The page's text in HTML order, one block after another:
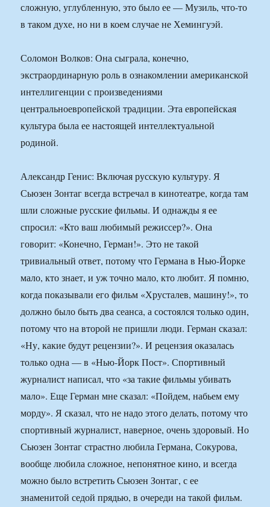
сложную, углубленную, это было ее — Музиль, что-то
в таком духе, но ни в коем случае не Хемингуэй.
Соломон Волков: Она сыграла, конечно,
экстраординарную роль в ознакомлении американской
интеллигенции с произведениями
центральноевропейской традиции. Эта европейская
культура была ее настоящей интеллектуальной
родиной.
Александр Генис: Включая русскую культуру. Я
Сьюзен Зонтаг всегда встречал в кинотеатре, когда там
шли сложные русские фильмы. И однажды я ее
спросил: «Кто ваш любимый режиссер?». Она
говорит: «Конечно, Герман!». Это не такой
тривиальный ответ, потому что Германа в Нью-Йорке
мало, кто знает, и уж точно мало, кто любит. Я помню,
когда показывали его фильм «Хрусталев, машину!», то
должно было быть два сеанса, а состоялся только один,
потому что на второй не пришли люди. Герман сказал:
«Ну, какие будут рецензии?». И рецензия оказалась
только одна — в «Нью-Йорк Пост». Спортивный
журналист написал, что «за такие фильмы убивать
мало». Еще Герман мне сказал: «Пойдем, набьем ему
морду». Я сказал, что не надо этого делать, потому что
спортивный журналист, наверное, очень здоровый. Но
Сьюзен Зонтаг страстно любила Германа, Сокурова,
вообще любила сложное, непонятное кино, и всегда
можно было встретить Сьюзен Зонтаг, с ее
знаменитой седой прядью, в очереди на такой фильм.